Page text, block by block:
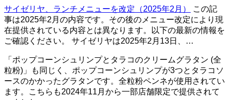
サイゼリヤ、ランチメニューを改定（2025年2月）
この記
事は2025年2月の内容です。その後のメニュー改定により現
在提供されている内容とは異なります。以下の最新の情報を
ご確認ください。 サイゼリヤは2025年2月13日、…
「ポップコーンシュリンプとタラコのクリームグラタン (全
粒粉)」も同じく、ポップコーンシュリンプが3つとタラコソ
ースのかかったグラタンです。全粒粉ペンネが使用されてい
ます。こちらも2024年11月から一部店舗限定で提供されて